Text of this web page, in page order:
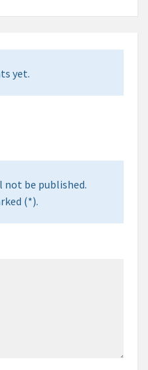
yet.
not be published.
(*).